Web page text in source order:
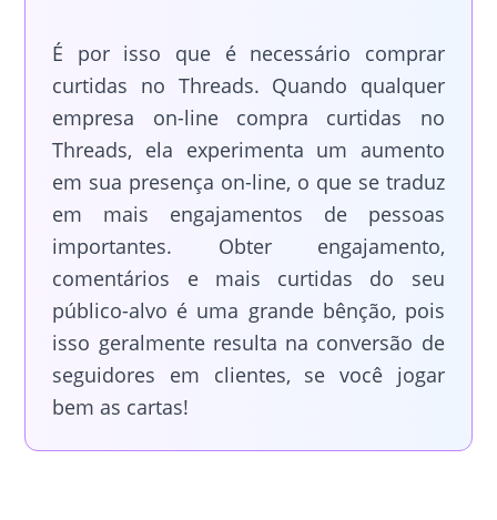
É por isso que é necessário comprar
curtidas no Threads. Quando qualquer
empresa on-line compra curtidas no
Threads, ela experimenta um aumento
em sua presença on-line, o que se traduz
em mais engajamentos de pessoas
importantes. Obter engajamento,
comentários e mais curtidas do seu
público-alvo é uma grande bênção, pois
isso geralmente resulta na conversão de
seguidores em clientes, se você jogar
bem as cartas!